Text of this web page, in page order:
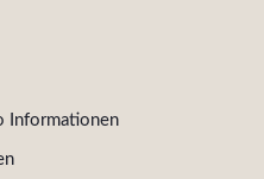
Informationen